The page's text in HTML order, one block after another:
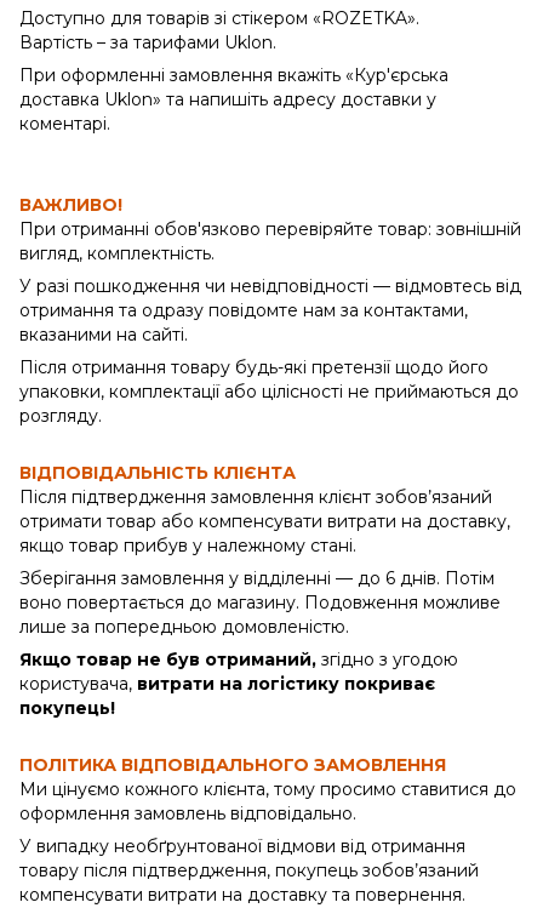
Доступно для товарів зі стікером «ROZETKA».
Вартість – за тарифами Uklon.
При оформленні замовлення вкажіть «Кур'єрська
доставка Uklon» та напишіть адресу доставки у
коментарі.
ВАЖЛИВО!
При отриманні обов'язково перевіряйте товар: зовнішній
вигляд, комплектність.
У разі пошкодження чи невідповідності — відмовтесь від
отримання та одразу повідомте нам за контактами,
вказаними на сайті.
Після отримання товару будь-які претензії щодо його
упаковки, комплектації або цілісності не приймаються до
розгляду.
ВІДПОВІДАЛЬНІСТЬ КЛІЄНТА
Після підтвердження замовлення клієнт зобов’язаний
отримати товар або компенсувати витрати на доставку,
якщо товар прибув у належному стані.
Зберігання замовлення у відділенні — до 6 днів. Потім
воно повертається до магазину. Подовження можливе
лише за попередньою домовленістю.
Якщо товар не був отриманий, згідно з угодою
користувача, витрати на логістику покриває
покупець!
ПОЛІТИКА ВІДПОВІДАЛЬНОГО ЗАМОВЛЕННЯ
Ми цінуємо кожного клієнта, тому просимо ставитися до
оформлення замовлень відповідально.
У випадку необґрунтованої відмови від отримання
товару після підтвердження, покупець зобов’язаний
компенсувати витрати на доставку та повернення.